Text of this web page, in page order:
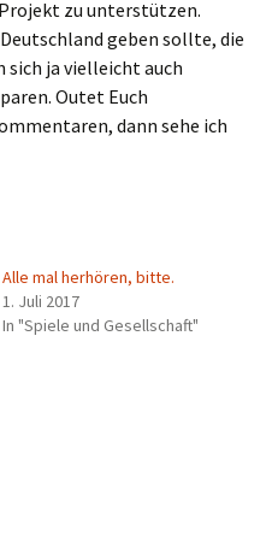
zu unterstützen.
geben sollte, die
ja vielleicht auch
Outet Euch
dann sehe ich
Alle mal herhören, bitte.
1. Juli 2017
In "Spiele und Gesellschaft"